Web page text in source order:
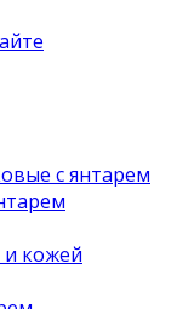
с янтарем
и кожей